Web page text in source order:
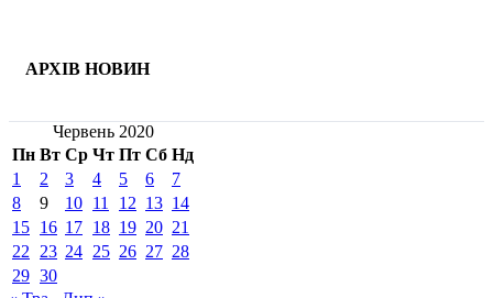
АРХІВ НОВИН
Червень 2020
Пн Вт Ср Чт Пт Сб Нд
1
2 3 4 5 6
7
8
9 10 11 12 13 14
15 16 17 18 19 20 21
22
23 24 25 26 27 28
29 30